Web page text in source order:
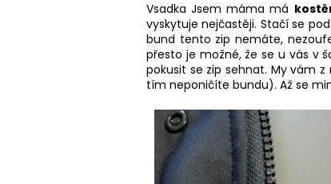
Vsadka Jsem máma má
vyskytuje nejčastěji. Stačí se
bund tento zip nemáte,
přesto je možné, že se u vás v
pokusit se zip sehnat. My vám
tím neponičíte bundu). Až se